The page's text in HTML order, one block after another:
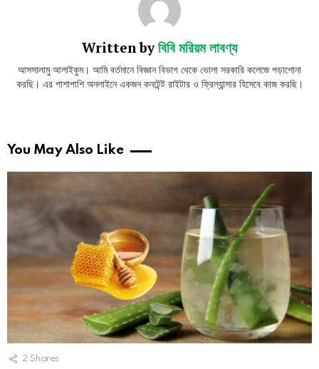
Written byবিবি মরিয়ম লাবণ্য
আসসালামু আলাইকুম। আমি বর্তমানে বিজ্ঞান বিভাগ থেকে ভোলা সরকারি কলেজে পড়াশোনা
করছি। এর পাশাপাশি অনলাইনে একজন কনটেন্ট রাইটার ও ফ্রিল্যান্সার হিসেবে কাজ করছি।
You May Also Like
2 Shares